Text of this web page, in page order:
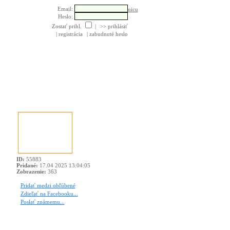
Poslať pohľadnicu
Email:
Heslo:
Zostať prihl.
|
>> prihlásiť
| registrácia
| zabudnuté heslo
ID: 55883
Pridané: 17.04 2025 13:04:05
Zobrazenie: 363
Pridať medzi obľúbené
Zdieľať na Facebooku...
Poslať známemu...